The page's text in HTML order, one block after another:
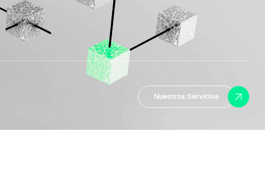
Nuestros Servicios